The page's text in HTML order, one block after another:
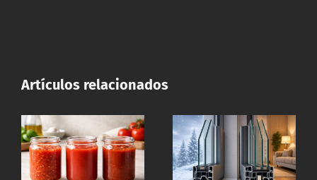
Artículos relacionados